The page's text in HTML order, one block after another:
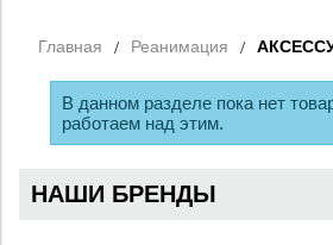
Главная Реанимация
В данном разделе пока нет
работаем над этим.
НАШИ БРЕНДЫ